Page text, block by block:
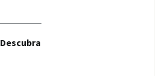
Descubra